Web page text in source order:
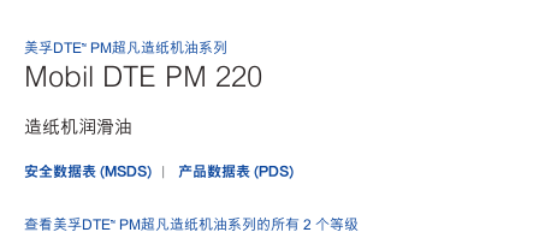
美孚DTE™ PM超凡造纸机油系列
Mobil DTE PM 220
造纸机润滑油
安全数据表 (MSDS) 产品数据表 (PDS)
查看美孚DTE™ PM超凡造纸机油系列的所有 2 个等级